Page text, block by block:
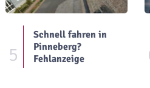
5
Schnell fahren in
Pinneberg?
Fehlanzeige